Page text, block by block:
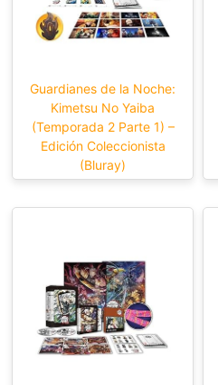
Guardianes de la Noche:
Kimetsu No Yaiba
(Temporada 2 Parte 1) –
Edición Coleccionista
(Bluray)